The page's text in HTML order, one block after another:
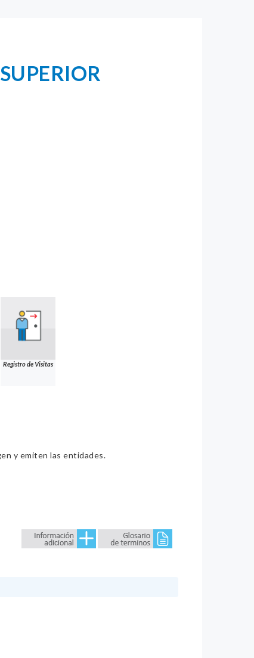
Registro de Visitas
y emiten las entidades.